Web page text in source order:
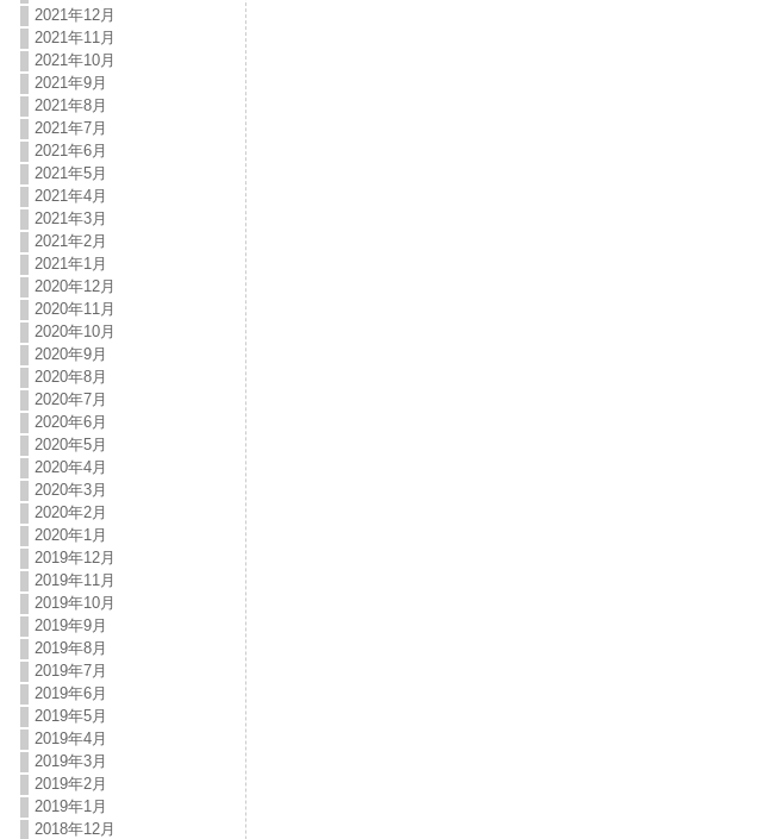
2021年12月
2021年11月
2021年10月
2021年9月
2021年8月
2021年7月
2021年6月
2021年5月
2021年4月
2021年3月
2021年2月
2021年1月
2020年12月
2020年11月
2020年10月
2020年9月
2020年8月
2020年7月
2020年6月
2020年5月
2020年4月
2020年3月
2020年2月
2020年1月
2019年12月
2019年11月
2019年10月
2019年9月
2019年8月
2019年7月
2019年6月
2019年5月
2019年4月
2019年3月
2019年2月
2019年1月
2018年12月